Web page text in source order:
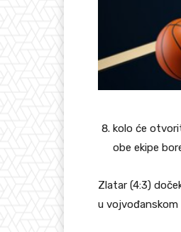
kolo će
obe ekipe
Zlatar (4:3)
u vojvođanskom